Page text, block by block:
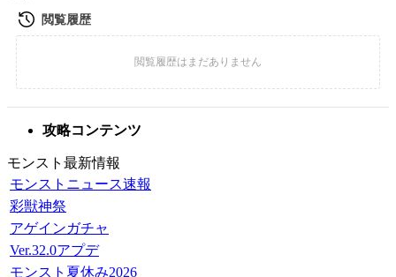
攻略コンテンツ
モンスト最新情報
モンストニュース速報
彩獣神祭
アゲインガチャ
Ver.32.0アプデ
モンスト夏休み2026